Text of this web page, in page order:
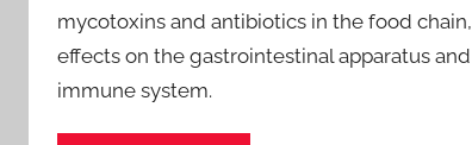
mycotoxins and antibiotics in the food chain,
effects on the gastrointestinal apparatus and
immune system.